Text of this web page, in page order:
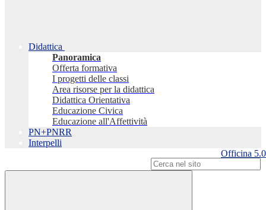
Didattica
Panoramica
Offerta formativa
I progetti delle classi
Area risorse per la didattica
Didattica Orientativa
Educazione Civica
Educazione all'Affettività
PN+PNRR
Interpelli
Officina 5.0